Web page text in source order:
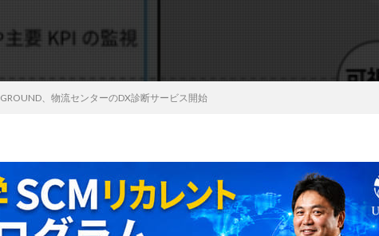
GROUND、物流センターのDX診断サービス開始